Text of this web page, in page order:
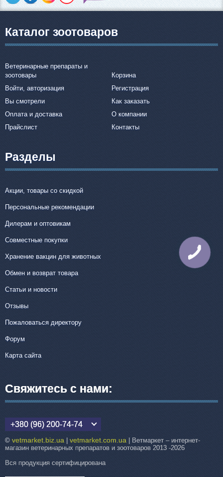
Каталог зоотоваров
Ветеринарные препараты и
зоотовары
Корзина
Войти, авторизация
Регистрация
Вы смотрели
Как заказать
Оплата и доставка
О компании
Прайслист
Контакты
Разделы
Акции, товары со скидкой
Персональные рекомендации
Дилерам и оптовикам
Совместные покупки
Хранение вакцин для животных
Обмен и возврат товара
Статьи и новости
Отзывы
Пожаловаться директору
Форум
Карта сайта
Свяжитесь с нами:
+380 (96) 200-74-74
© vetmarket.biz.ua vetmarket.com.ua | Ветмаркет – интернет-
магазин ветеринарных препаратов и зоотоваров 2013 -2026
Вся продукция сертифицирована
КНОПКА
СВЯЗИ